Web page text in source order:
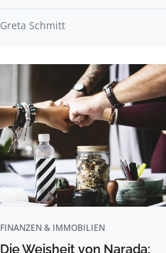
Greta Schmitt
FINANZEN & IMMOBILIEN
Die Weisheit von Narada: